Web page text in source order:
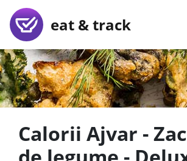
eat & track
Calorii Ajvar -